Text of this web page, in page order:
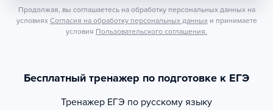
Продолжая, вы соглашаетесь на обработку персональных данных на
условиях Согласия на обработку персональных данных и принимаете
условия Пользовательского соглашения.
Бесплатный тренажер по подготовке к ЕГЭ
Тренажер ЕГЭ по русскому языку